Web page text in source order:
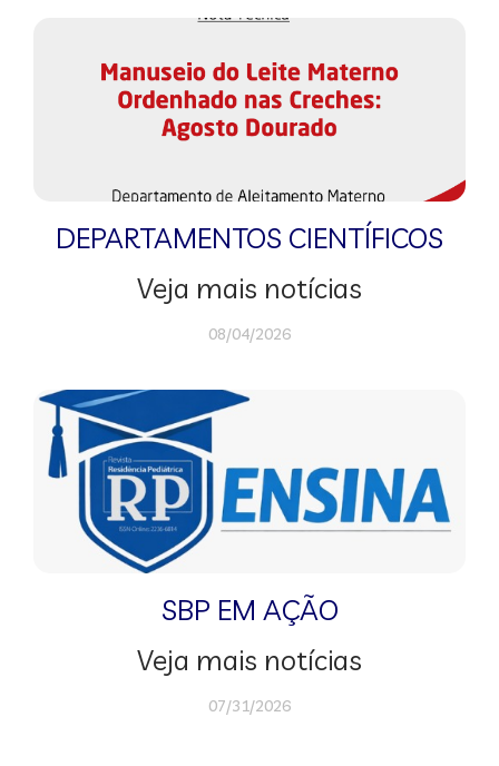
DEPARTAMENTOS CIENTÍFICOS
Veja mais notícias
08/04/2026
SBP EM AÇÃO
Veja mais notícias
07/31/2026